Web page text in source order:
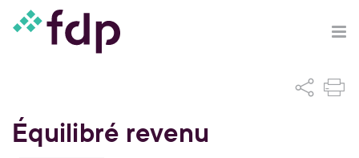
Équilibré revenu